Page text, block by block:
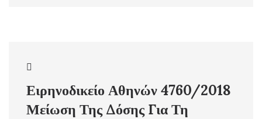
Ειρηνοδικείο Αθηνών 4760/2018
Μείωση Της Δόσης Για Τη